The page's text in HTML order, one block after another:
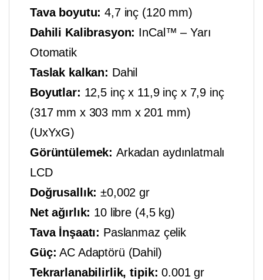
Tava boyutu:4,7 inç (120 mm)
Dahili Kalibrasyon: InCal™ – Yarı
Otomatik
Taslak kalkan: Dahil
Boyutlar: 12,5 inç x 11,9 inç x 7,9 inç
(317 mm x 303 mm x 201 mm)
(UxYxG)
Görüntülemek:Arkadan aydınlatmalı
LCD
Doğrusallık: ±0,002 gr
Net ağırlık: 10 libre (4,5 kg)
Tava İnşaatı: Paslanmaz çelik
Güç: AC Adaptörü (Dahil)
Tekrarlanabilirlik, tipik: 0.001 gr